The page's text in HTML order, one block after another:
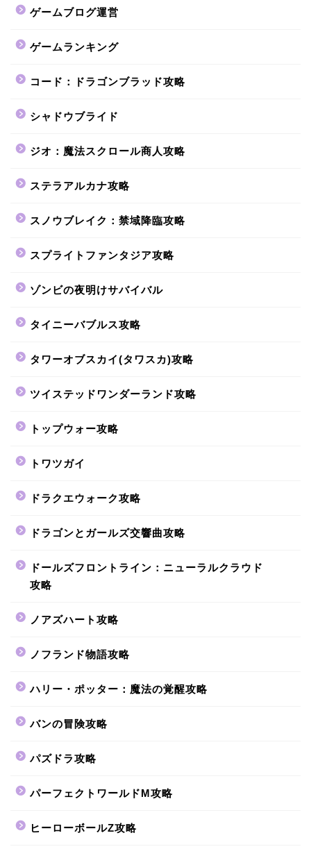
ゲームブログ運営
ゲームランキング
コード：ドラゴンブラッド攻略
シャドウブライド
ジオ：魔法スクロール商人攻略
ステラアルカナ攻略
スノウブレイク：禁域降臨攻略
スプライトファンタジア攻略
ゾンビの夜明けサバイバル
タイニーバブルス攻略
タワーオブスカイ(タワスカ)攻略
ツイステッドワンダーランド攻略
トップウォー攻略
トワツガイ
ドラクエウォーク攻略
ドラゴンとガールズ交響曲攻略
ドールズフロントライン：ニューラルクラウド
攻略
ノアズハート攻略
ノフランド物語攻略
ハリー・ポッター：魔法の覚醒攻略
バンの冒険攻略
パズドラ攻略
パーフェクトワールドM攻略
ヒーローボールZ攻略